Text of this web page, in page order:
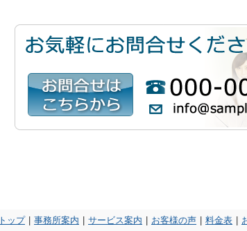
トップ 事務所案内 サービス案内 お客様の声 料金表